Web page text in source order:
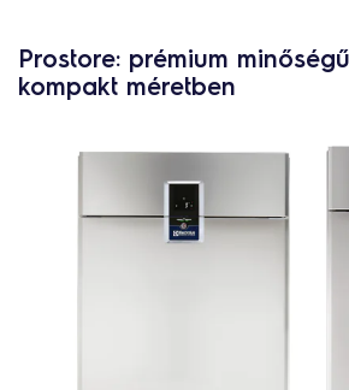
Prostore: prémium
kompakt méretben